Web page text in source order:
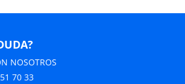
NOSOTROS
70 33